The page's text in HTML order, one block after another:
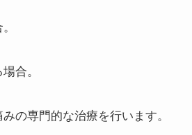
合。
の専門的な治療を行います。